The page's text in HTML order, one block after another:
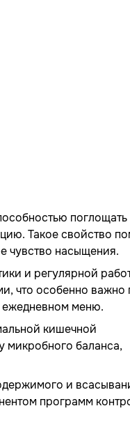
поглощать
Такое свойство
чувство насыщения.
и регулярной
что особенно важно
ежедневном меню.
кишечной
микробного баланса,
и
программ